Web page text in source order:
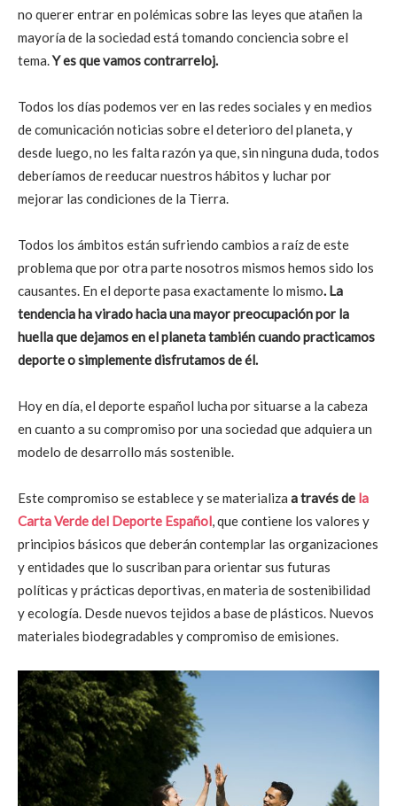
no querer entrar en polémicas sobre las leyes que atañen la
mayoría de la sociedad está tomando conciencia sobre el
tema.Y es que vamos contrarreloj.
Todos los días podemos ver en las redes sociales y en medios
de comunicación noticias sobre el deterioro del planeta, y
desde luego, no les falta razón ya que, sin ninguna duda, todos
deberíamos de reeducar nuestros hábitos y luchar por
mejorar las condiciones de la Tierra.
Todos los ámbitos están sufriendo cambios a raíz de este
problema que por otra parte nosotros mismos hemos sido los
causantes. En el deporte pasa exactamente lo mismo. La
tendencia ha virado hacia una mayor preocupación por la
huella que dejamos en el planeta también cuando practicamos
deporte o simplemente disfrutamos de él.
Hoy en día, el deporte español lucha por situarse a la cabeza
en cuanto a su compromiso por una sociedad que adquiera un
modelo de desarrollo más sostenible.
Este compromiso se establece y se materializa a través de la
Carta Verde del Deporte Español, que contiene los valores y
principios básicos que deberán contemplar las organizaciones
y entidades que lo suscriban para orientar sus futuras
políticas y prácticas deportivas, en materia de sostenibilidad
y ecología. Desde nuevos tejidos a base de plásticos. Nuevos
materiales biodegradables y compromiso de emisiones.